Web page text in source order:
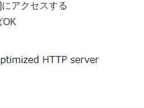
アクセスする
OK